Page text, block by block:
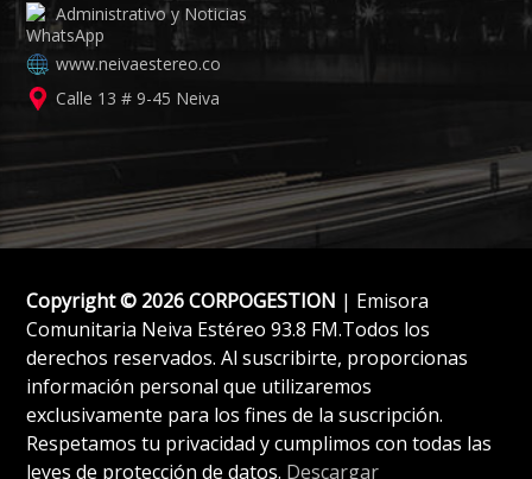
Administrativo y Noticias
www.neivaestereo.co
Calle 13 # 9-45 Neiva
Copyright © 2026 CORPOGESTION | Emisora
Comunitaria Neiva Estéreo 93.8 FM.Todos los
derechos reservados. Al suscribirte, proporcionas
información personal que utilizaremos
exclusivamente para los fines de la suscripción.
Respetamos tu privacidad y cumplimos con todas las
leyes de protección de datos. Descargar